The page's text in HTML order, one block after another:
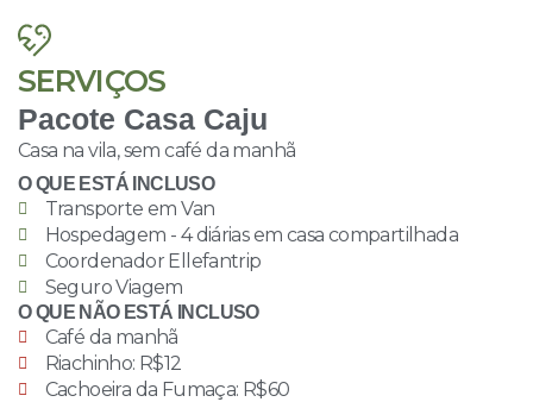
SERVIÇOS
Pacote Casa Caju
Casa na vila, sem café da manhã
O QUE ESTÁ INCLUSO
Transporte em Van
Hospedagem - 4 diárias em casa compartilhada
Coordenador Ellefantrip
Seguro Viagem
O QUE NÃO ESTÁ INCLUSO
Café da manhã
Riachinho: R$12
Cachoeira da Fumaça: R$60